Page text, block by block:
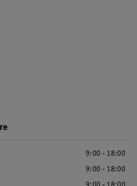
9:00 - 18:00
9:00 - 18:00